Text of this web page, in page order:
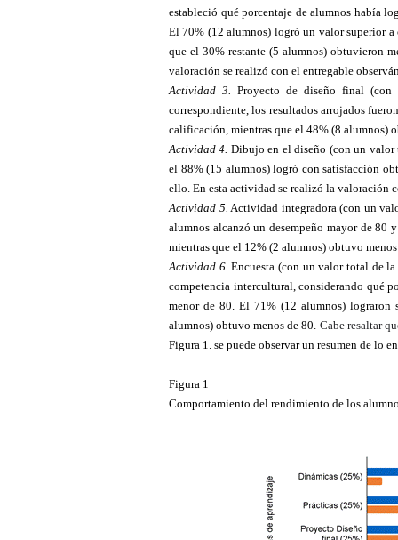
estableció qué porcentaje de alumnos había
El 70% (12 alumnos) logró un valor superior
que el 30% restante (5 alumnos) obtuvieron
valoración se realizó con el entregable
Actividad 3.
Proyecto de diseño final
correspondiente, los resultados arrojados
calificación, mientras que el 48% (8 alumnos)
Actividad 4. Dibujo en el diseño (con un
el 88% (15 alumnos) logró con satisfacción
ello. En esta actividad se realizó la valoración
Actividad 5. Actividad integradora (con un
alumnos alcanzó un desempeño mayor de 80
mientras que el 12% (2 alumnos) obtuvo
Actividad 6. Encuesta (con un valor total de
competencia intercultural, considerando qué
menor de 80. El 71% (12 alumnos) lograron
alumnos) obtuvo menos de 80. Cabe resaltar
Figura 1. se puede observar un resumen de lo
Figura 1
Comportamiento del rendimiento de los